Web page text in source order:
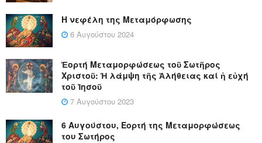
Η νεφέλη της Μεταμόρφωσης
6 Αυγούστου 2024
Ἑορτή Μεταμορφώσεως τοῦ Σωτῆρος
Χριστοῦ: Ἡ λάμψη τῆς Ἀλήθειας καί ἡ εὐχή
τοῦ Ἰησοῦ
7 Αυγούστου 2023
6 Αυγούστου, Εορτή της Μεταμορφώσεως
του Σωτήρος